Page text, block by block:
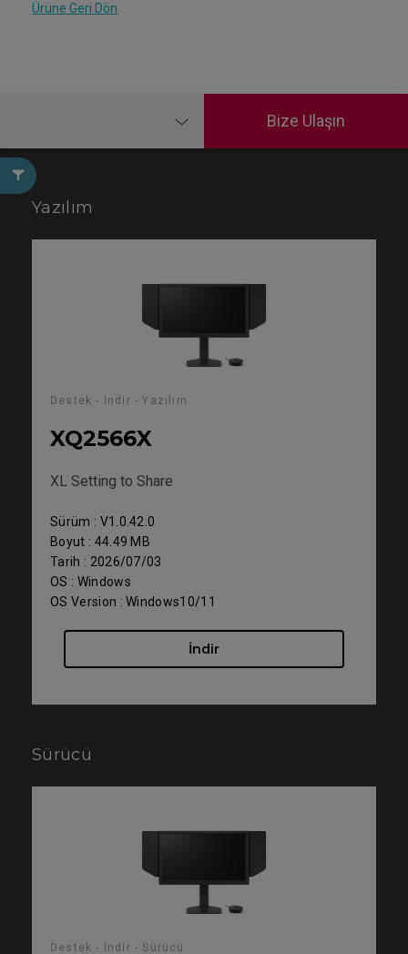
Ürüne Geri Dön
Bize Ulaşın
Yazılım
Destek - İndir - Yazılım
XQ2566X
XL Setting to Share
Sürüm : V1.0.42.0
Boyut : 44.49 MB
Tarih : 2026/07/03
OS : Windows
OS Version : Windows10/11
İndir
Sürücü
Destek - İndir - Sürücü